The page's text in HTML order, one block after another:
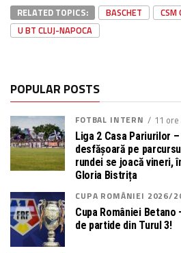
RELATED TOPICS: BASCHET CSM
U BT CLUJ-NAPOCA
POPULAR POSTS
FOTBAL INTERN 11 ore
Liga 2 Casa Pariurilor
desfășoară pe
rundei se joacă vineri,
Gloria Bistrița
CUPA ROMÂNIEI 2026/
Cupa României
de partide din Turul 3!